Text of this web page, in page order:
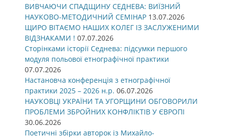
ВИВЧАЮЧИ СПАДЩИНУ СЕДНЕВА: ВИЇЗНИЙ
НАУКОВО-МЕТОДИЧНИЙ СЕМІНАР 13.07.2026
ЩИРО ВІТАЄМО НАШИХ КОЛЕГ ІЗ ЗАСЛУЖЕНИМИ
ВІДЗНАКАМИ ! 07.07.2026
Сторінками історії Седнева: підсумки першого
модуля польової етнографічної практики
07.07.2026
Настановча конференція з етнографічної
практики 2025 – 2026 н.р. 06.07.2026
НАУКОВЦІ УКРАЇНИ ТА УГОРЩИНИ ОБГОВОРИЛИ
ПРОБЛЕМИ ЗБРОЙНИХ КОНФЛІКТІВ У ЄВРОПІ
30.06.2026
Поетичні збірки авторок із Михайло-